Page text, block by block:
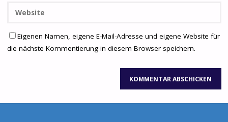
Eigenen Namen, eigene E-Mail-Adresse und eigene Website für
die nächste Kommentierung in diesem Browser speichern.